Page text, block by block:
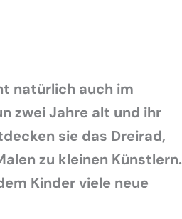
natürlich auch im
zwei Jahre alt und ihr
sie das Dreirad,
zu kleinen Künstlern.
Kinder viele neue